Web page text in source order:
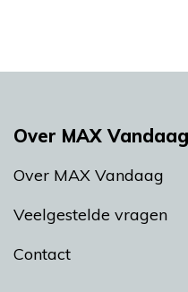
Over MAX Vandaag
Over MAX Vandaag
Veelgestelde vragen
Contact